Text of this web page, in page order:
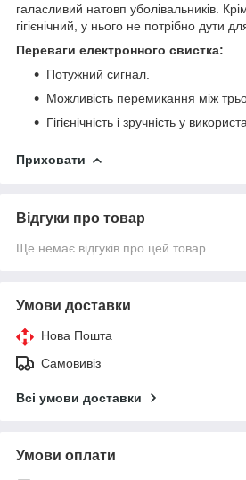
галасливий натовп уболівальників.
гігієнічний, у нього не потрібно дути
Переваги електронного свистка:
Потужний сигнал.
Можливість перемикання між
Гігієнічність і зручність у
Приховати
Відгуки про товар
Ще немає відгуків про цей товар
Умови доставки
Нова Пошта
Самовивіз
Всі умови доставки
Умови оплати